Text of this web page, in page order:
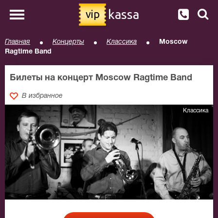
vip kassa
Главная Концерты Классика
Moscow
Ragtime Band
Билеты на концерт Moscow Ragtime Band
В избранное
Классика